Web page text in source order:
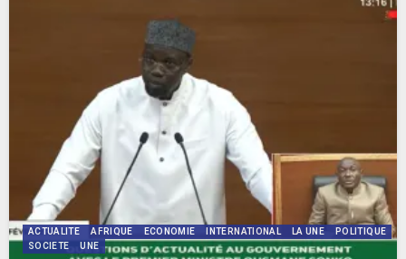
ACTUALITE AFRIQUE ECONOMIE INTERNATIONAL LA UNE
POLITIQUE
SOCIETE
UNE